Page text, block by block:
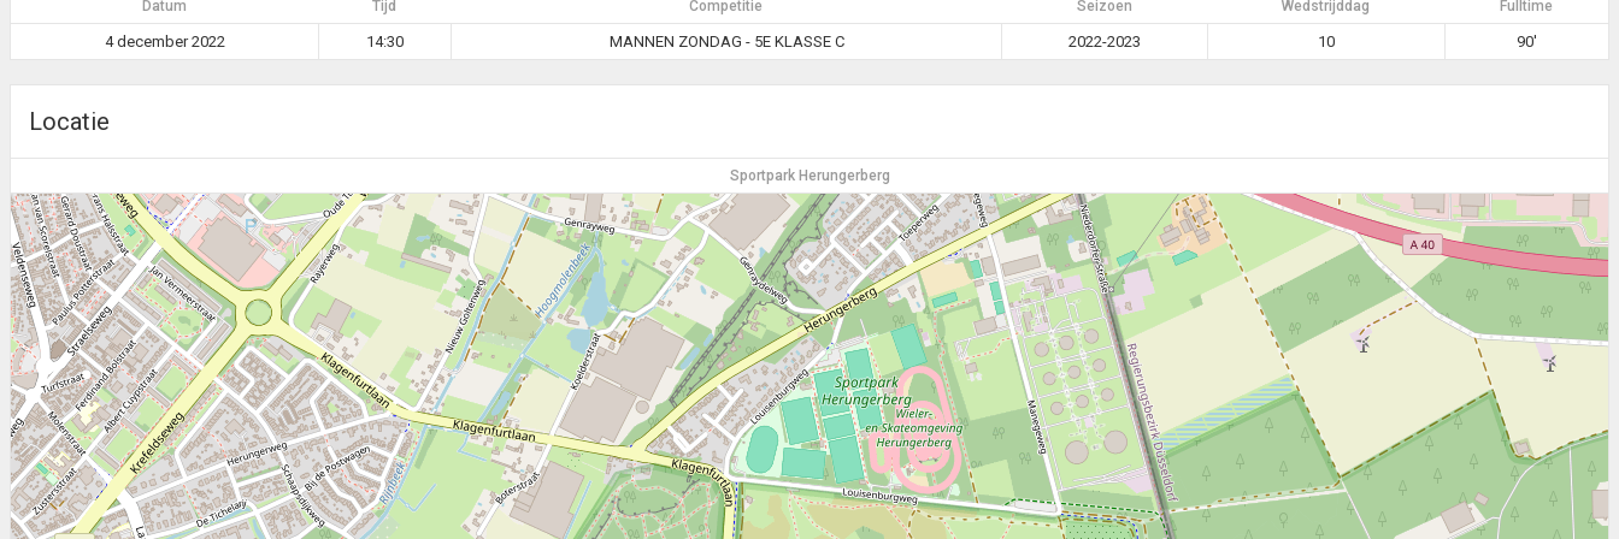
Datum Tijd Competitie Seizoen Wedstrijddag Fulltime
4 december 2022 14:30 MANNEN ZONDAG - 5E KLASSE C 2022-2023 10 90'
Locatie
Sportpark Herungerberg